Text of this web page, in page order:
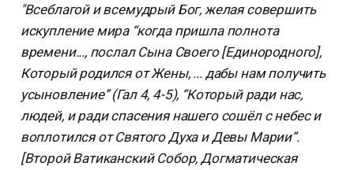
"Всеблагой и всемудрый Бог, желая совершить
искупление мира “когда пришла полнота
времени..., послал Сына Своего [Единородного],
Который родился от Жены, ... дабы нам получить
усыновление” (Гал 4, 4-5), “Который ради нас,
людей, и ради спасения нашего сошёл с небес и
воплотился от Святого Духа и Девы Марии”.
[Второй Ватиканский Собор, Догматическая